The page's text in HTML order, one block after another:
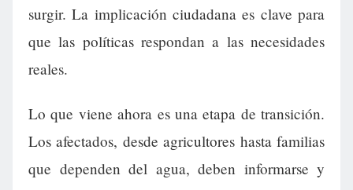
surgir. La implicación ciudadana es clave para
que las políticas respondan a las necesidades
reales.
Lo que viene ahora es una etapa de transición.
Los afectados, desde agricultores hasta familias
que dependen del agua, deben informarse y